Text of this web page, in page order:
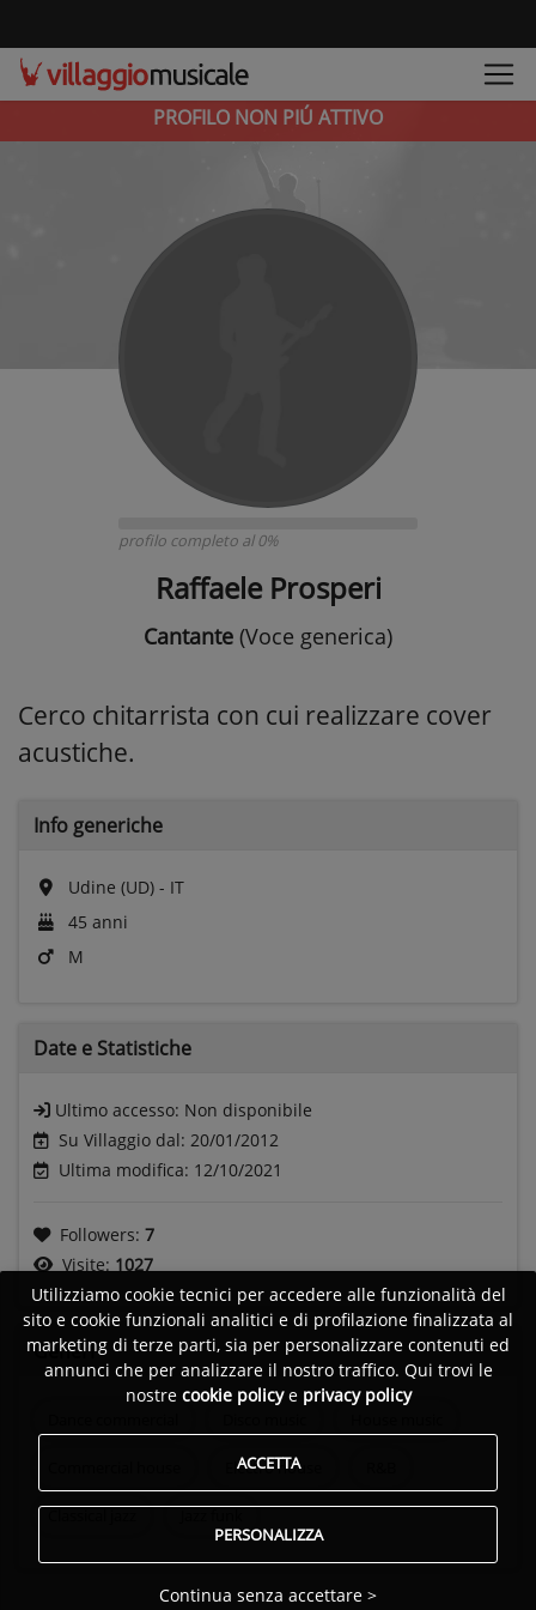
PROFILO NON PIÚ ATTIVO
profilo completo al 0%
Raffaele Prosperi
Cantante (Voce generica)
Cerco chitarrista con cui realizzare cover
acustiche.
Info generiche
Udine (UD) - IT
45 anni
M
Date e Statistiche
Ultimo accesso: Non disponibile
Su Villaggio dal: 20/01/2012
Ultima modifica: 12/10/2021
Followers: 7
Visite: 1027
Generi
Electro house
Utilizziamo cookie tecnici per accedere alle funzionalità del
sito e cookie funzionali analitici e di profilazione finalizzata al
marketing di terze parti, sia per personalizzare contenuti ed
annunci che per analizzare il nostro traffico. Qui trovi le
nostre cookie policye privacy policy
ACCETTA
PERSONALIZZA
Continua senza accettare >